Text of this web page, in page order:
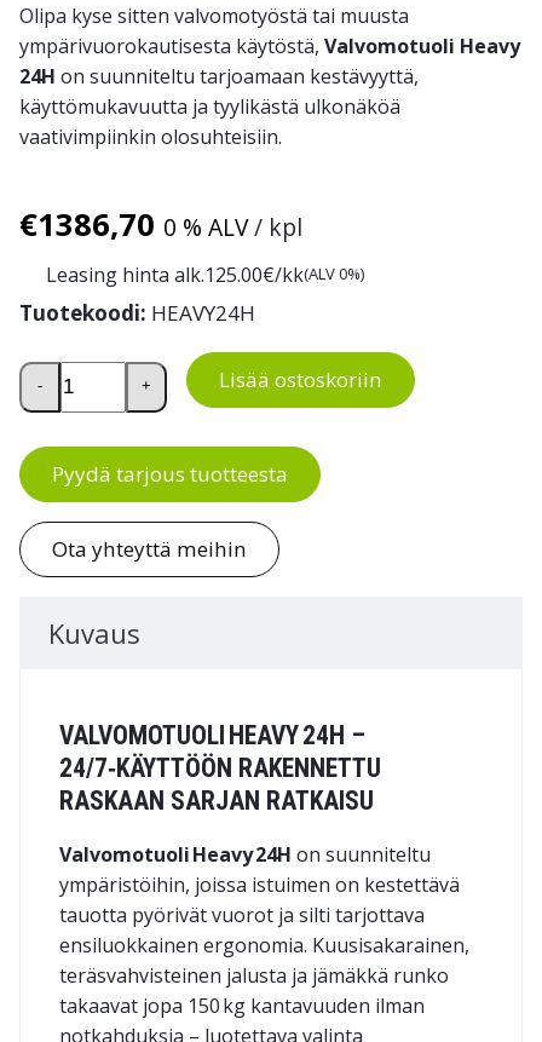
Olipa kyse sitten valvomotyöstä tai muusta
ympärivuorokautisesta käytöstä, Valvomotuoli Heavy
24H on suunniteltu tarjoamaan kestävyyttä,
käyttömukavuutta ja tyylikästä ulkonäköä
vaativimpiinkin olosuhteisiin.
€1386,70 0 % ALV/ kpl
Leasing hinta alk.125.00€/kk(ALV 0%)
Tuotekoodi: HEAVY24H
Valvomotuoli Heavy 24H määrä
- + Lisää ostoskoriin
Pyydä tarjous tuotteesta
Ota yhteyttä meihin
Kuvaus
VALVOMOTUOLI HEAVY 24H –
24/7‑KÄYTTÖÖN RAKENNETTU
RASKAAN SARJAN RATKAISU
Valvomotuoli Heavy 24H on suunniteltu
ympäristöihin, joissa istuimen on kestettävä
tauotta pyörivät vuorot ja silti tarjottava
ensiluokkainen ergonomia. Kuusisakarainen,
teräsvahvisteinen jalusta ja jämäkkä runko
takaavat jopa 150 kg kantavuuden ilman
notkahduksia – luotettava valinta